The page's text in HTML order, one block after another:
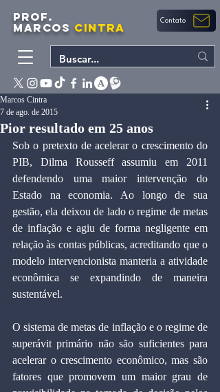
PROF.
MARCOS CINTRA Contato
Pior resultado em 25 anos
Marcos Cintra
7 de ago. de 2015
Sob o pretexto de acelerar o crescimento do
PIB, Dilma Rousseff assumiu em 2011
defendendo uma maior intervenção do
Estado na economia. Ao longo de sua
gestão, ela deixou de lado o regime de metas
de inflação e agiu de forma negligente em
relação às contas públicas, acreditando que o
modelo intervencionista manteria a atividade
econômica se expandindo de maneira
sustentável.
O sistema de metas de inflação e o regime de
superávit primário não são suficientes para
acelerar o crescimento econômico, mas são
fatores que promovem um maior grau de